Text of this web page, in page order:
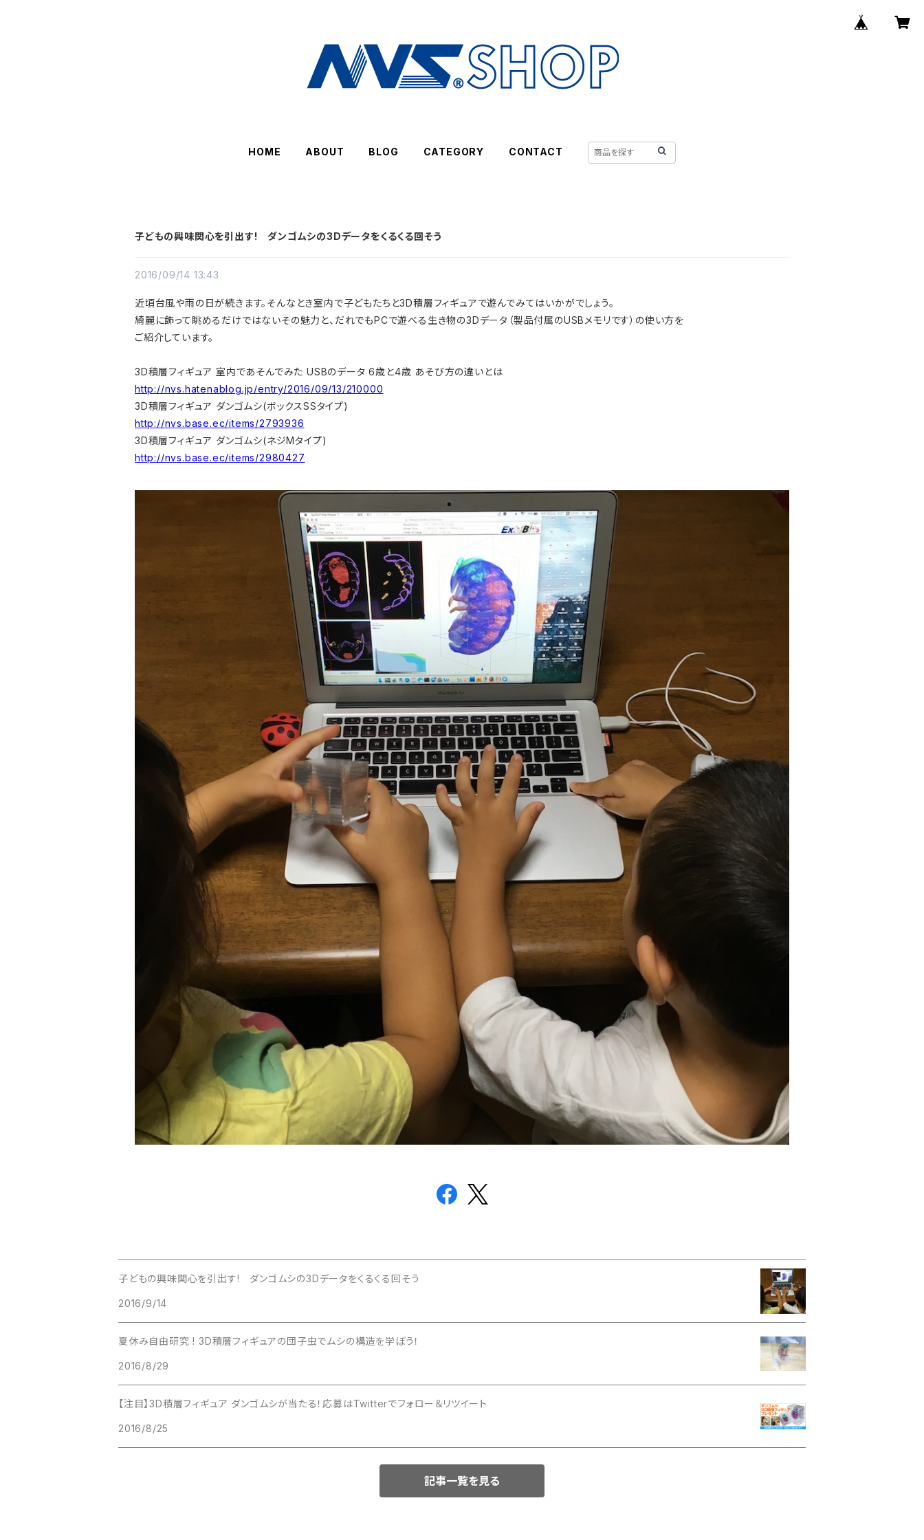
HOME ABOUT BLOG CATEGORY CONTACT
子どもの興味関心を引出す! ダンゴムシの3Dデータをくるくる回そう
2016/09/14 13:43
近頃台風や雨の日が続きます。そんなとき室内で子どもたちと3D積層フィギュアで遊んでみてはいかがでしょう。
綺麗に飾って眺めるだけではないその魅力と、だれでもPCで遊べる生き物の3Dデータ（製品付属のUSBメモリです）の使い方を
ご紹介しています。
3D積層フィギュア 室内であそんでみた USBのデータ 6歳と4歳 あそび方の違いとは
http://nvs.hatenablog.jp/entry/2016/09/13/210000
3D積層フィギュア ダンゴムシ(ボックスSSタイプ)
http://nvs.base.ec/items/2793936
3D積層フィギュア ダンゴムシ(ネジMタイプ)
http://nvs.base.ec/items/2980427
子どもの興味関心を引出す! ダンゴムシの3Dデータをくるくる回そう
2016/9/14
夏休み自由研究 ! 3D積層フィギュアの団子虫でムシの構造を学ぼう！
2016/8/29
【注目】3D積層フィギュア ダンゴムシが当たる！応募はTwitterでフォロー＆リツイート
2016/8/25
記事一覧を見る